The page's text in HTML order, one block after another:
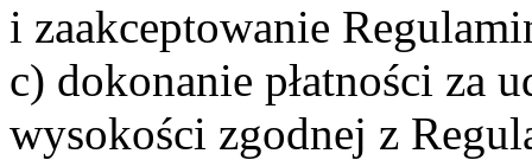
i zaakceptowanie
c) dokonanie płatności za
wysokości zgodnej z